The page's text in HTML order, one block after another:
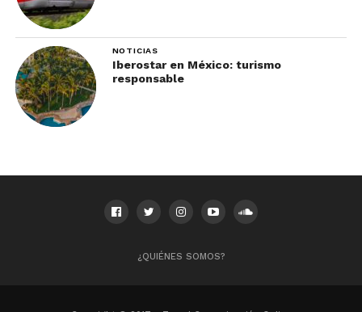
NOTICIAS
Iberostar en México: turismo
responsable
¿QUIÉNES SOMOS?